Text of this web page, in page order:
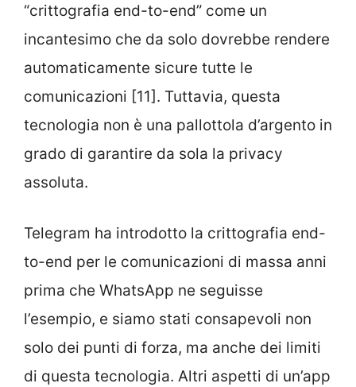
“crittografia end-to-end” come un
incantesimo che da solo dovrebbe rendere
automaticamente sicure tutte le
comunicazioni [11]. Tuttavia, questa
tecnologia non è una pallottola d’argento in
grado di garantire da sola la privacy
assoluta.
Telegram ha introdotto la crittografia end-
to-end per le comunicazioni di massa anni
prima che WhatsApp ne seguisse
l’esempio, e siamo stati consapevoli non
solo dei punti di forza, ma anche dei limiti
di questa tecnologia. Altri aspetti di un’app